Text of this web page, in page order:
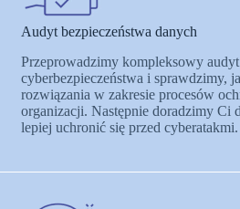
Audyt bezpieczeństwa danych
Przeprowadzimy kompleksowy audyt
cyberbezpieczeństwa i sprawdzimy,
rozwiązania w zakresie procesów
organizacji. Następnie doradzimy Ci
lepiej uchronić się przed cyberatakmi.